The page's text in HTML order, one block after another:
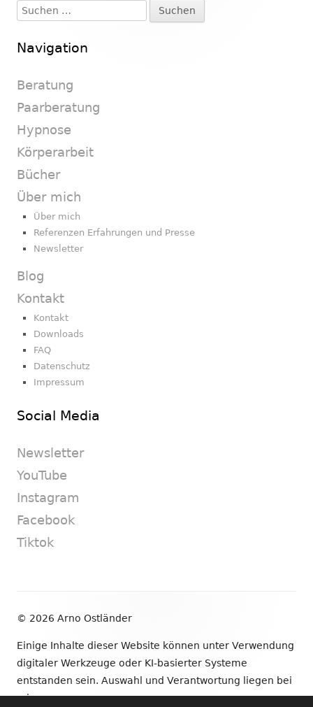
Seitenleiste
Suchen
nach:
Navigation
Beratung
Paarberatung
Hypnose
Körperarbeit
Bücher
Über mich
Über mich
Referenzen Erfahrungen und Presse
Newsletter
Blog
Kontakt
Kontakt
Downloads
FAQ
Datenschutz
Impressum
Social Media
Newsletter
YouTube
Instagram
Facebook
Tiktok
© 2026 Arno Ostländer
Einige Inhalte dieser Website können unter Verwendung
digitaler Werkzeuge oder KI-basierter Systeme
entstanden sein. Auswahl und Verantwortung liegen bei
mir.